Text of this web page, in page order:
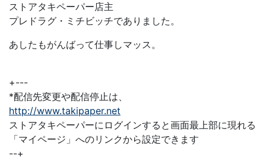
ストアタキペーパー店主
プレドラグ・ミチビッチでありました。
あしたもがんばって仕事しマッス。
+---
*配信先変更や配信停止は、
http://www.takipaper.net
ストアタキペーパーにログインすると画面最上部に現れる
「マイページ」へのリンクから設定できます
--+